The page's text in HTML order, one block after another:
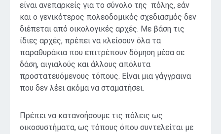
είναι ανεπαρκείς για το σύνολο της πόλης, εάν
και ο γενικότερος πολεοδομικός σχεδιασμός δεν
διέπεται από οικολογικές αρχές. Με βάση τις
ίδιες αρχές, πρέπει να κλείσουν όλα τα
παραθυράκια που επιτρέπουν δόμηση μέσα σε
δάση, αιγιαλούς και άλλους απόλυτα
προστατευόμενους τόπους. Είναι μια γάγγραινα
που δεν λέει ακόμα να σταματήσει.
Πρέπει να κατανοήσουμε τις πόλεις ως
οικοσυστήματα, ως τόπους όπου συντελείται με